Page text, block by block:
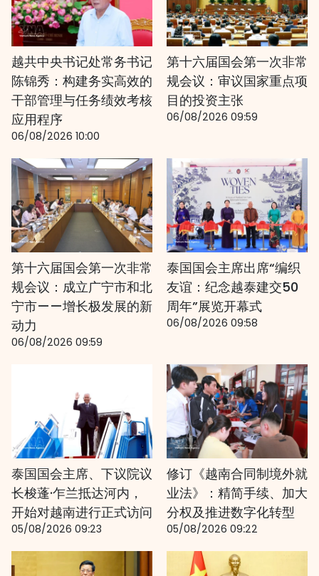
越共中央书记处常务书记
陈锦秀：构建务实高效的
干部管理与任务绩效考核
应用程序
06/08/2026 10:00
第十六届国会第一次非常
规会议：审议国家重点项
目的投资主张
06/08/2026 09:59
第十六届国会第一次非常
规会议：成立广宁市和北
宁市——增长极发展的新
动力
06/08/2026 09:59
泰国国会主席出席“编织
友谊：纪念越泰建交50
周年”展览开幕式
06/08/2026 09:58
泰国国会主席、下议院议
长梭蓬·乍兰抵达河内，
开始对越南进行正式访问
05/08/2026 09:23
修订《越南合同制境外就
业法》：精简手续、加大
分权及推进数字化转型
05/08/2026 09:22